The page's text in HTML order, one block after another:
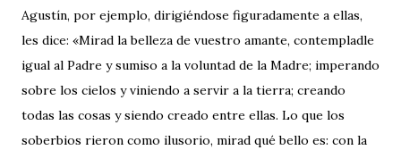
Agustín, por ejemplo, dirigiéndose figuradamente a ellas,
les dice: «Mirad la belleza de vuestro amante, contempladle
igual al Padre y sumiso a la voluntad de la Madre; imperando
sobre los cielos y viniendo a servir a la tierra; creando
todas las cosas y siendo creado entre ellas. Lo que los
soberbios rieron como ilusorio, mirad qué bello es: con la